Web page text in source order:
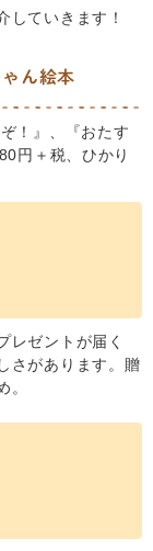
していきます！
ん絵本
！』、『おたす
円＋税、ひかり
レゼントが届く
さがあります。贈
。